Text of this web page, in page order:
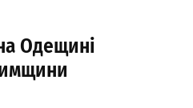
Одещині